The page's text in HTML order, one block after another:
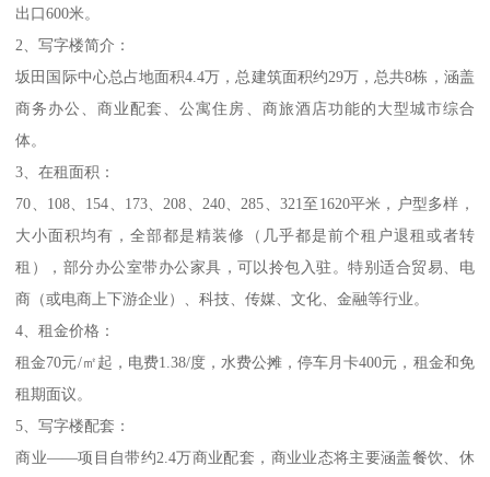
出口600米。
2、写字楼简介：
坂田国际中心总占地面积4.4万，总建筑面积约29万，总共8栋，涵盖
商务办公、商业配套、公寓住房、商旅酒店功能的大型城市综合
体。
3、在租面积：
70、108、154、173、208、240、285、321至1620平米，户型多样，
大小面积均有，全部都是精装修（几乎都是前个租户退租或者转
租），部分办公室带办公家具，可以拎包入驻。特别适合贸易、电
商（或电商上下游企业）、科技、传媒、文化、金融等行业。
4、租金价格：
租金70元/㎡起，电费1.38/度，水费公摊，停车月卡400元，租金和免
租期面议。
5、写字楼配套：
商业——项目自带约2.4万商业配套，商业业态将主要涵盖餐饮、休